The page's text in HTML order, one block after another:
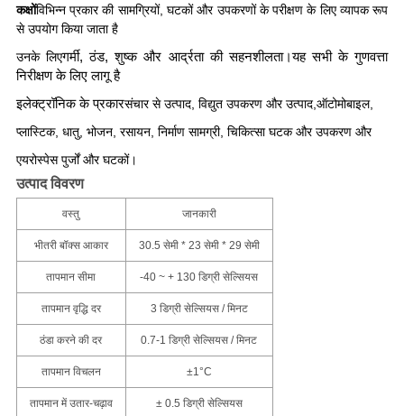
कक्षोंविभिन्न प्रकार की सामग्रियों, घटकों और उपकरणों के परीक्षण के लिए व्यापक रूप
से उपयोग किया जाता है
उनके लिएगर्मी, ठंड, शुष्क और आर्द्रता की सहनशीलता।यह सभी के गुणवत्ता
निरीक्षण के लिए लागू है
इलेक्ट्रॉनिक के प्रकारसंचार से उत्पाद, विद्युत उपकरण और उत्पाद,ऑटोमोबाइल,
प्लास्टिक, धातु, भोजन, रसायन, निर्माण सामग्री, चिकित्सा घटक और उपकरण और
एयरोस्पेस पुर्जों और घटकों।
उत्पाद विवरण
वस्तु जानकारी
भीतरी बॉक्स आकार 30.5 सेमी * 23 सेमी * 29 सेमी
तापमान सीमा -40 ~ + 130 डिग्री सेल्सियस
तापमान वृद्धि दर 3 डिग्री सेल्सियस / मिनट
ठंडा करने की दर 0.7-1 डिग्री सेल्सियस / मिनट
तापमान विचलन ±1°C
तापमान में उतार-चढ़ाव ± 0.5 डिग्री सेल्सियस